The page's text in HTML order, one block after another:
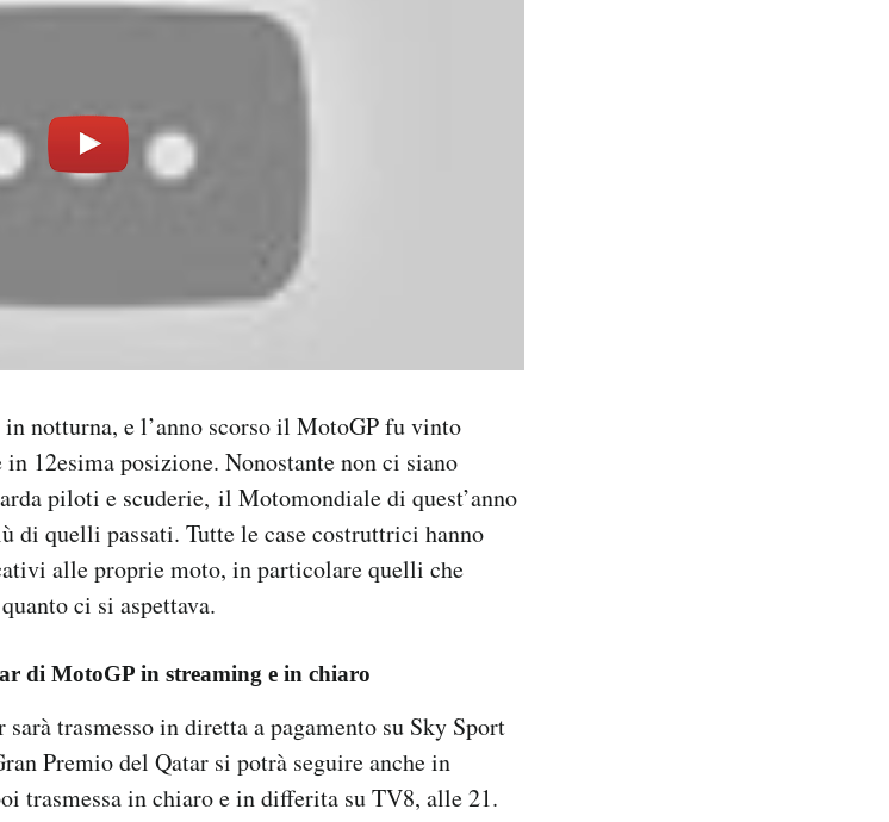
notturna, e l’anno scorso il MotoGP fu vinto
12esima posizione. Nonostante non ci siano
piloti e scuderie, il Motomondiale di quest’anno
di quelli passati. Tutte le case costruttrici hanno
alle proprie moto, in particolare quelli che
ci si aspettava.
di MotoGP in streaming e in chiaro
trasmesso in diretta a pagamento su Sky Sport
Premio del Qatar si potrà seguire anche in
trasmessa in chiaro e in differita su TV8, alle 21.